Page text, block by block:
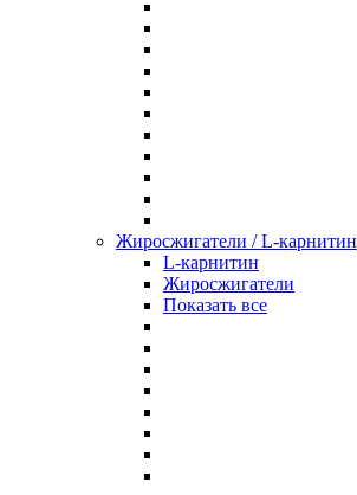
Жиросжигатели / L-карнитин
L-карнитин
Жиросжигатели
Показать все